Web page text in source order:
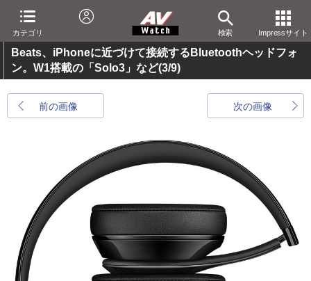
カテゴリ 検索 Impressサイト
Beats、iPhoneに近づけて接続するBluetoothヘッドフォ
ン。W1搭載の「Solo3」など(3/9)
前の画像 次の画像